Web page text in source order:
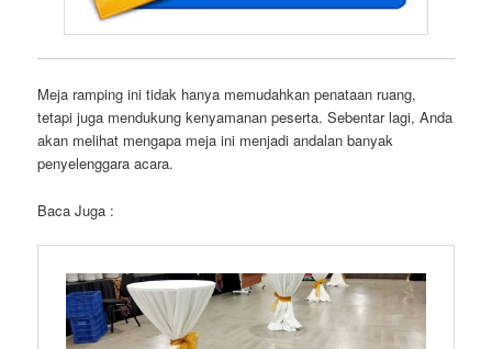
Meja ramping ini tidak hanya memudahkan penataan ruang,
tetapi juga mendukung kenyamanan peserta. Sebentar lagi, Anda
akan melihat mengapa meja ini menjadi andalan banyak
penyelenggara acara.
Baca Juga :